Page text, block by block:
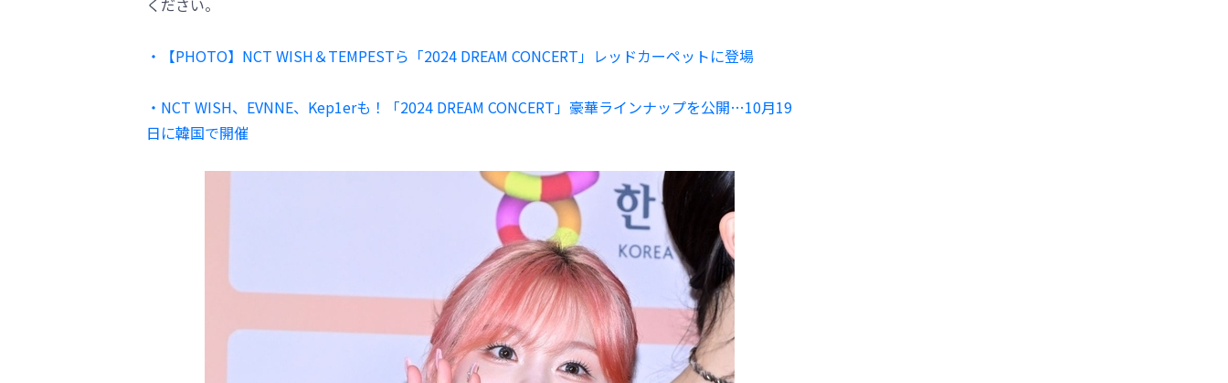
ください。
・【PHOTO】NCT WISH＆TEMPESTら「2024 DREAM CONCERT」レッドカーペットに登場
・NCT WISH、EVNNE、Kep1erも！「2024 DREAM CONCERT」豪華ラインナップを公開…10月19
日に韓国で開催